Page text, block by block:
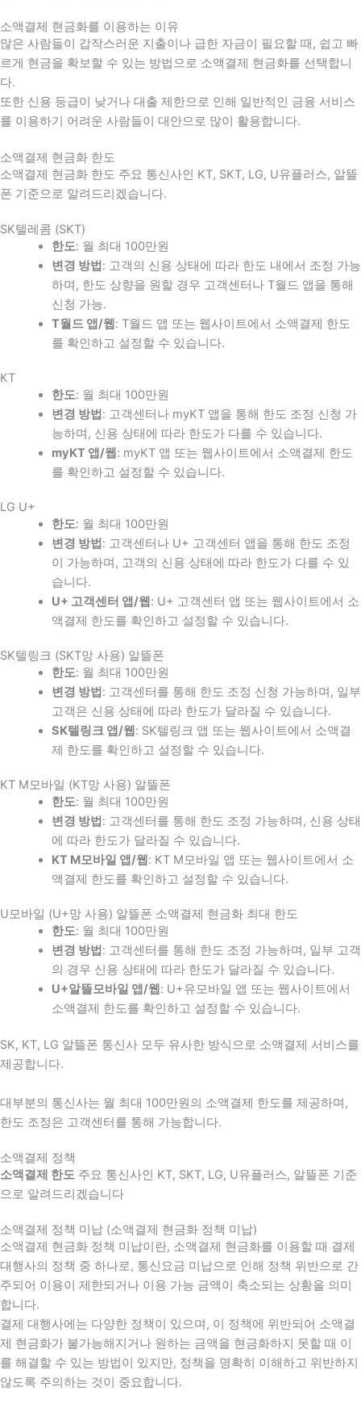
소액결제 현금화를 이용하는 이유
많은 사람들이 갑작스러운 지출이나 급한 자금이 필요할 때 , 쉽고 빠
르게 현금을 확보할 수 있는 방법으로 소액결제 현금화를 선택합니
다.
또한 신용 등급이 낮거나 대출 제한으로 인해 일반적인 금융 서비스
를 이용하기 어려운 사람들이 대안으로 많이 활용합니다.
소액결제 현금화 한도
소액결제 현금화 한도 주요 통신사인 KT, SKT, LG, U유플러스, 알뜰
폰 기준으로 알려드리겠습니다.
SK텔레콤 (SKT)
한도: 월 최대 100만원
변경 방법 : 고객의 신용 상태에 따라 한도 내에서 조정 가능
하며, 한도 상향을 원할 경우 고객센터나 T월드 앱을 통해
신청 가능.
T월드 앱/웹 : T월드 앱 또는 웹사이트에서 소액결제 한도
를 확인하고 설정할 수 있습니다.
KT
한도: 월 최대 100만원
변경 방법 : 고객센터나 myKT 앱을 통해 한도 조정 신청 가
능하며, 신용 상태에 따라 한도가 다를 수 있습니다.
myKT 앱/웹 : myKT 앱 또는 웹사이트에서 소액결제 한도
를 확인하고 설정할 수 있습니다.
LG U+
한도: 월 최대 100만원
변경 방법 : 고객센터나 U+ 고객센터 앱을 통해 한도 조정
이 가능하며, 고객의 신용 상태에 따라 한도가 다를 수 있
습니다.
U+ 고객센터 앱/웹 : U+ 고객센터 앱 또는 웹사이트에서 소
액결제 한도를 확인하고 설정할 수 있습니다.
SK텔링크 (SKT망 사용) 알뜰폰
한도: 월 최대 100만원
변경 방법 : 고객센터를 통해 한도 조정 신청 가능하며, 일부
고객은 신용 상태에 따라 한도가 달라질 수 있습니다.
SK텔링크 앱/웹 : SK텔링크 앱 또는 웹사이트에서 소액결
제 한도를 확인하고 설정할 수 있습니다.
KT M모바일 (KT망 사용) 알뜰폰
한도: 월 최대 100만원
변경 방법 : 고객센터를 통해 한도 조정 가능하며, 신용 상태
에 따라 한도가 달라질 수 있습니다.
KT M모바일 앱/웹 : KT M모바일 앱 또는 웹사이트에서 소
액결제 한도를 확인하고 설정할 수 있습니다.
U모바일 (U+망 사용) 알뜰폰 소액결제 현금화 최대 한도
한도: 월 최대 100만원
변경 방법 : 고객센터를 통해 한도 조정 가능하며, 일부 고객
의 경우 신용 상태에 따라 한도가 달라질 수 있습니다.
U+알뜰모바일 앱/웹 : U+유모바일 앱 또는 웹사이트에서
소액결제 한도를 확인하고 설정할 수 있습니다.
SK, KT, LG 알뜰폰 통신사 모두 유사한 방식으로 소액결제 서비스를
제공합니다.
대부분의 통신사는 월 최대 100만원의 소액결제 한도를 제공하며,
한도 조정은 고객센터를 통해 가능합니다.
소액결제 정책
소액결제 한도 주요 통신사인 KT, SKT, LG, U유플러스, 알뜰폰 기준
으로 알려드리겠습니다
소액결제 정책 미납 (소액결제 현금화 정책 미납)
소액결제 현금화 정책 미납이란, 소액결제 현금화를 이용할 때 결제
대행사의 정책 중 하나로, 통신요금 미납으로 인해 정책 위반으로 간
주되어 이용이 제한되거나 이용 가능 금액이 축소되는 상황을 의미
합니다.
결제 대행사에는 다양한 정책이 있으며, 이 정책에 위반되어 소액결
제 현금화가 불가능해지거나 원하는 금액을 현금화하지 못할 때 이
를 해결할 수 있는 방법이 있지만, 정책을 명확히 이해하고 위반하지
않도록 주의하는 것이 중요합니다.